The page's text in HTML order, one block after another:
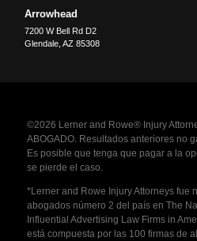
Arrowhead
7200 W Bell Rd D2
Glendale ,AZ 85308
©2026 Lerner and Rowe® Injury
ABOGADO. Resultados anteriores no
Es posible que tenga que pagar a la
se pierde el caso.
*Lerner and Rowe Injury Attorneys fue
abogados número 2 del país en The
Influential Advertising Law Firms in
está compuesta por las 100 firmas de